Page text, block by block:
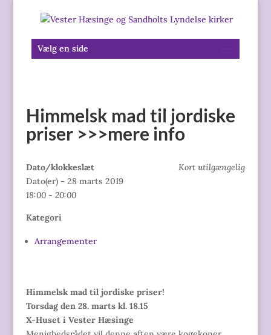
Vælg en side
Himmelsk mad til jordiske
priser >>>mere info
Kort utilgængelig
Dato/klokkeslæt
Dato(er) - 28 marts 2019
18:00 - 20:00
Kategori
Arrangementer
Himmelsk mad til jordiske priser!
Torsdag den 28. marts kl. 18.15
X-Huset i Vester Hæsinge